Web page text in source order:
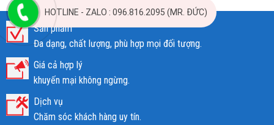
Sản phẩm
Đa dạng, chất lượng, phù hợp mọi đối tượng.
Giá cả hợp lý
khuyến mại không ngừng.
Dịch vụ
Chăm sóc khách hàng uy tín.
HOTLINE - ZALO : 096.816.2095 (MR. ĐỨC)